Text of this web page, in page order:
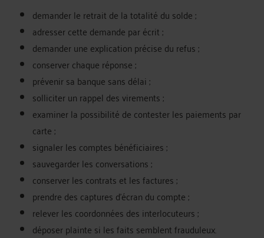
demander le retrait de la totalité du solde ;
adresser cette demande par écrit ;
demander une explication précise du refus ;
conserver chaque réponse ;
prévenir sa banque sans délai ;
solliciter un rappel des virements ;
examiner la possibilité de contester les paiements par
carte ;
signaler les comptes bénéficiaires ;
sauvegarder les conversations ;
conserver les contrats et les factures ;
prendre des captures d’écran du compte ;
relever les coordonnées des interlocuteurs ;
déposer plainte si les faits semblent frauduleux.